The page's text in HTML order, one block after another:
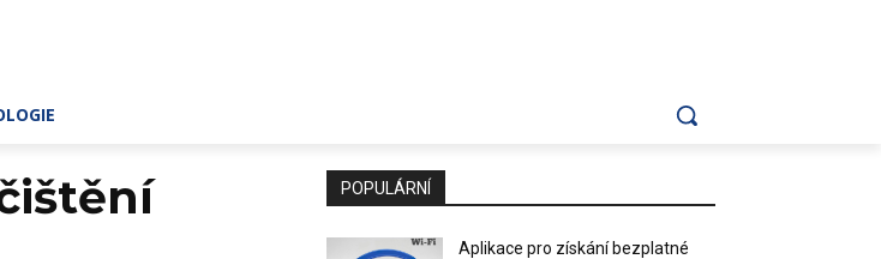
POPULÁRNÍ
Aplikace pro získání bezplatné